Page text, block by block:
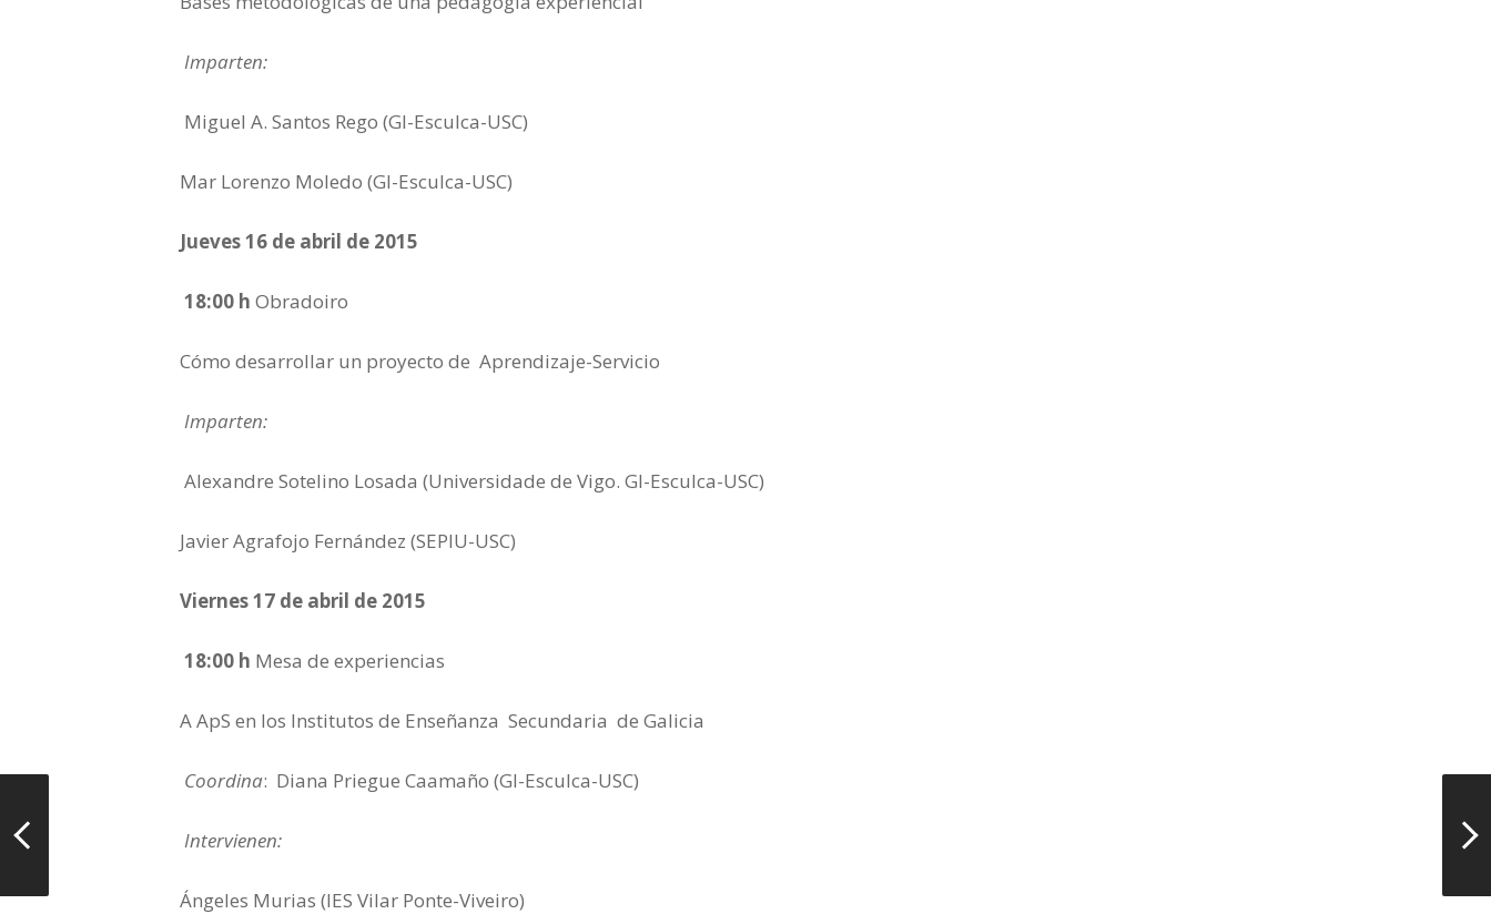
Imparten:
Miguel A. Santos Rego (GI-Esculca-USC)
Mar Lorenzo Moledo (GI-Esculca-USC)
Jueves 16 de abril de 2015
18:00 h Obradoiro
Cómo desarrollar un proyecto de Aprendizaje-Servicio
Imparten:
Alexandre Sotelino Losada (Universidade de Vigo. GI-Esculca-USC)
Javier Agrafojo Fernández (SEPIU-USC)
Viernes 17 de abril de 2015
18:00 h Mesa de experiencias
A ApS en los Institutos de Enseñanza Secundaria de Galicia
Coordina: Diana Priegue Caamaño (GI-Esculca-USC)
Intervienen:
Ángeles Murias (IES Vilar Ponte-Viveiro)